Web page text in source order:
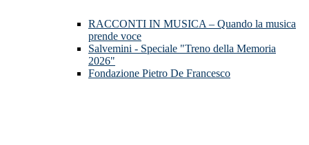
RACCONTI IN MUSICA – Quando la musica
prende voce
Salvemini - Speciale "Treno della Memoria
2026"
Fondazione Pietro De Francesco